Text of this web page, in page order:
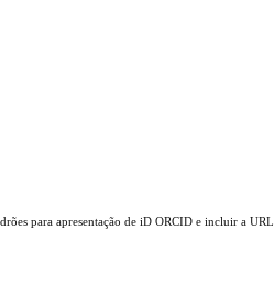
para apresentação de iD ORCID e incluir a URL